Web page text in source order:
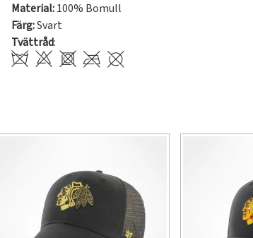
Material:100% Bomull
Färg:Svart
Tvättråd: